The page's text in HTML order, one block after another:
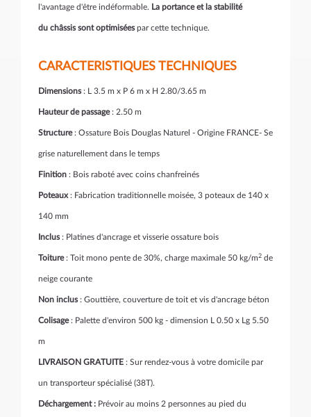
l'avantage d'être indéformable. La portance et la stabilité
du châssis sont optimiséespar cette technique.
CARACTERISTIQUES TECHNIQUES
Dimensions: L 3.5 m x P 6 m x H 2.80/3.65 m
Hauteur de passage: 2.50 m
Structure: Ossature Bois Douglas Naturel - Origine FRANCE- Se
grise naturellement dans le temps
Finition : Bois raboté avec coins chanfreinés
Poteaux: Fabrication traditionnelle moisée, 3 poteaux de 140 x
140 mm
Inclus: Platines d'ancrage et visserie ossature bois
Toiture: Toit mono pente de 30%, charge maximale 50 kg/m2 de
neige courante
Non inclus: Gouttière, couverture de toit et vis d'ancrage béton
Colisage: Palette d'environ 500 kg - dimension L 0.50 x Lg 5.50
m
LIVRAISON GRATUITE : Sur rendez-vous à votre domicile par
un transporteur spécialisé (38T).
Déchargement : Prévoir au moins 2 personnes au pied du